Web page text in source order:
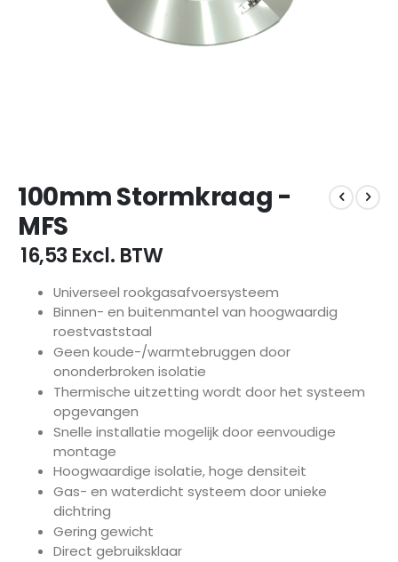
naar
het
begin
van
de
afbeeldingen-
gallerij
100mm Stormkraag -
MFS
€ 16,53 Excl. BTW
Universeel rookgasafvoersysteem
Binnen- en buitenmantel van hoogwaardig
roestvaststaal
Geen koude-/warmtebruggen door
ononderbroken isolatie
Thermische uitzetting wordt door het systeem
opgevangen
Snelle installatie mogelijk door eenvoudige
montage
Hoogwaardige isolatie, hoge densiteit
Gas- en waterdicht systeem door unieke
dichtring
Gering gewicht
Direct gebruiksklaar